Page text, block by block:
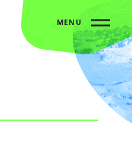
MENU